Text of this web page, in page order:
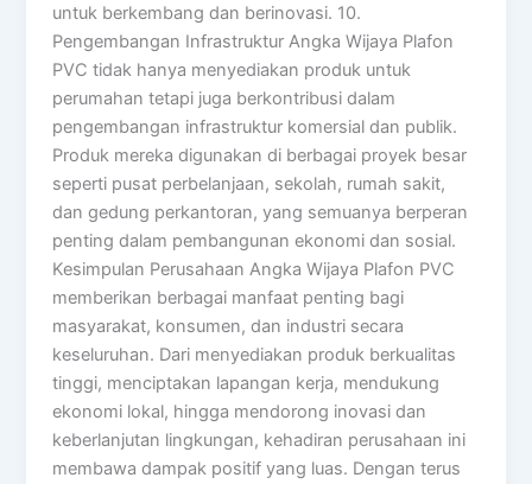
untuk berkembang dan berinovasi. 10.
Pengembangan Infrastruktur Angka Wijaya Plafon
PVC tidak hanya menyediakan produk untuk
perumahan tetapi juga berkontribusi dalam
pengembangan infrastruktur komersial dan publik.
Produk mereka digunakan di berbagai proyek besar
seperti pusat perbelanjaan, sekolah, rumah sakit,
dan gedung perkantoran, yang semuanya berperan
penting dalam pembangunan ekonomi dan sosial.
Kesimpulan Perusahaan Angka Wijaya Plafon PVC
memberikan berbagai manfaat penting bagi
masyarakat, konsumen, dan industri secara
keseluruhan. Dari menyediakan produk berkualitas
tinggi, menciptakan lapangan kerja, mendukung
ekonomi lokal, hingga mendorong inovasi dan
keberlanjutan lingkungan, kehadiran perusahaan ini
membawa dampak positif yang luas. Dengan terus